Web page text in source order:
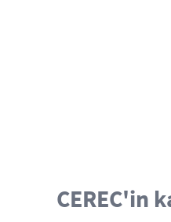
CEREC'in